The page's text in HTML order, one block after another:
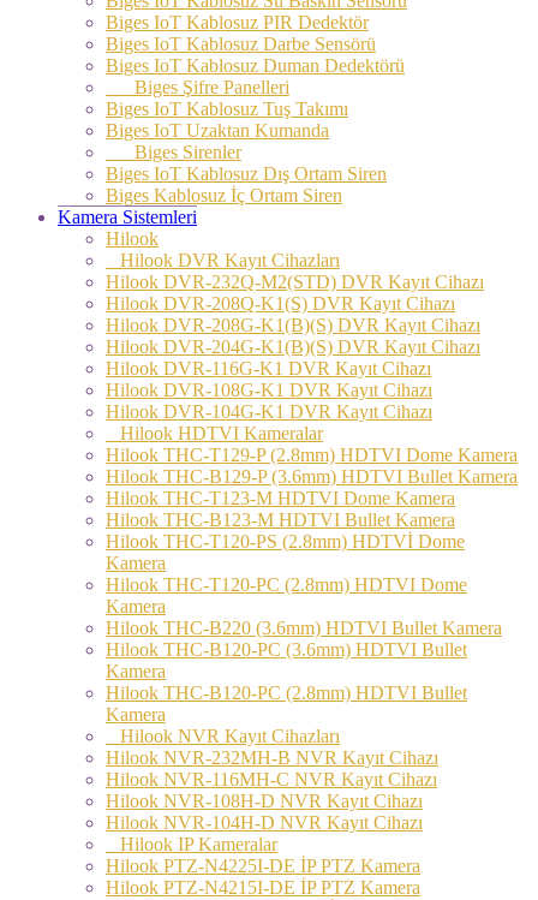
Biges IoT Kablosuz PIR Dedektör
Biges IoT Kablosuz Darbe Sensörü
Biges IoT Kablosuz Duman Dedektörü
Biges Şifre Panelleri
Biges IoT Kablosuz Tuş Takımı
Biges IoT Uzaktan Kumanda
Biges Sirenler
Biges IoT Kablosuz Dış Ortam Siren
Biges Kablosuz İç Ortam Siren
Kamera Sistemleri
Hilook
Hilook DVR Kayıt Cihazları
Hilook DVR-232Q-M2(STD) DVR Kayıt Cihazı
Hilook DVR-208Q-K1(S) DVR Kayıt Cihazı
Hilook DVR-208G-K1(B)(S) DVR Kayıt Cihazı
Hilook DVR-204G-K1(B)(S) DVR Kayıt Cihazı
Hilook DVR-116G-K1 DVR Kayıt Cihazı
Hilook DVR-108G-K1 DVR Kayıt Cihazı
Hilook DVR-104G-K1 DVR Kayıt Cihazı
Hilook HDTVI Kameralar
Hilook THC-T129-P (2.8mm) HDTVI Dome Kamera
Hilook THC-B129-P (3.6mm) HDTVI Bullet Kamera
Hilook THC-T123-M HDTVI Dome Kamera
Hilook THC-B123-M HDTVI Bullet Kamera
Hilook THC-T120-PS (2.8mm) HDTVİ Dome
Kamera
Hilook THC-T120-PC (2.8mm) HDTVI Dome
Kamera
Hilook THC-B220 (3.6mm) HDTVI Bullet Kamera
Hilook THC-B120-PC (3.6mm) HDTVI Bullet
Kamera
Hilook THC-B120-PC (2.8mm) HDTVI Bullet
Kamera
Hilook NVR Kayıt Cihazları
Hilook NVR-232MH-B NVR Kayıt Cihazı
Hilook NVR-116MH-C NVR Kayıt Cihazı
Hilook NVR-108H-D NVR Kayıt Cihazı
Hilook NVR-104H-D NVR Kayıt Cihazı
Hilook IP Kameralar
Hilook PTZ-N4225I-DE İP PTZ Kamera
Hilook PTZ-N4215I-DE İP PTZ Kamera